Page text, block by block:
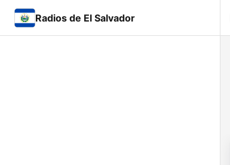
Radios de El Salvador